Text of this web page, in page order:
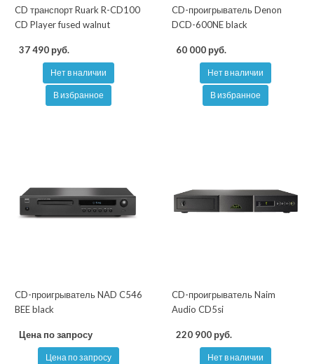
CD транспорт Ruark R-CD100
CD Player fused walnut
37 490 руб.
Нет в наличии
В избранное
CD-проигрыватель Denon
DCD-600NE black
60 000 руб.
Нет в наличии
В избранное
CD-проигрыватель NAD C546
BEE black
Цена по запросу
Цена по запросу
CD-проигрыватель Naim
Audio CD5si
220 900 руб.
Нет в наличии